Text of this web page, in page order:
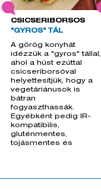
CSICSERIBORSÓS
"GYROS" TÁL
A görög konyhát
idézzük a "gyros" tállal,
ahol a húst ezúttal
csicseriborsóval
helyettesítjük, hogy a
vegetáriánusok is
bátran
fogyaszthassák.
Egyébként pedig IR-
kompatibilis,
gluténmentes,
tojásmentes és